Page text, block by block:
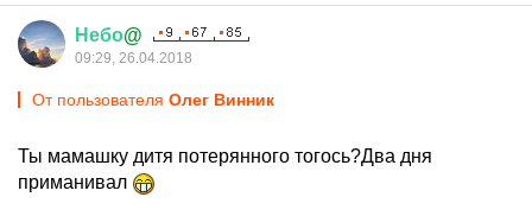
Небо@
09:29, 26.04.2018
От пользователя Олег Винник
Ты мамашку дитя потерянного тогось?Два дня
приманивал